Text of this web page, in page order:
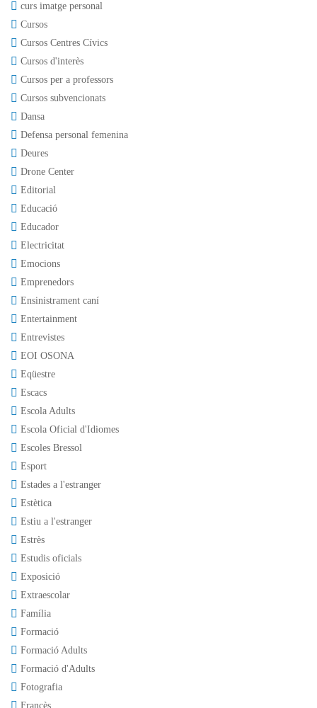
curs imatge personal
Cursos
Cursos Centres Cívics
Cursos d'interès
Cursos per a professors
Cursos subvencionats
Dansa
Defensa personal femenina
Deures
Drone Center
Editorial
Educació
Educador
Electricitat
Emocions
Emprenedors
Ensinistrament caní
Entertainment
Entrevistes
EOI OSONA
Eqüestre
Escacs
Escola Adults
Escola Oficial d'Idiomes
Escoles Bressol
Esport
Estades a l'estranger
Estètica
Estiu a l'estranger
Estrès
Estudis oficials
Exposició
Extraescolar
Família
Formació
Formació Adults
Formació d'Adults
Fotografia
Francès